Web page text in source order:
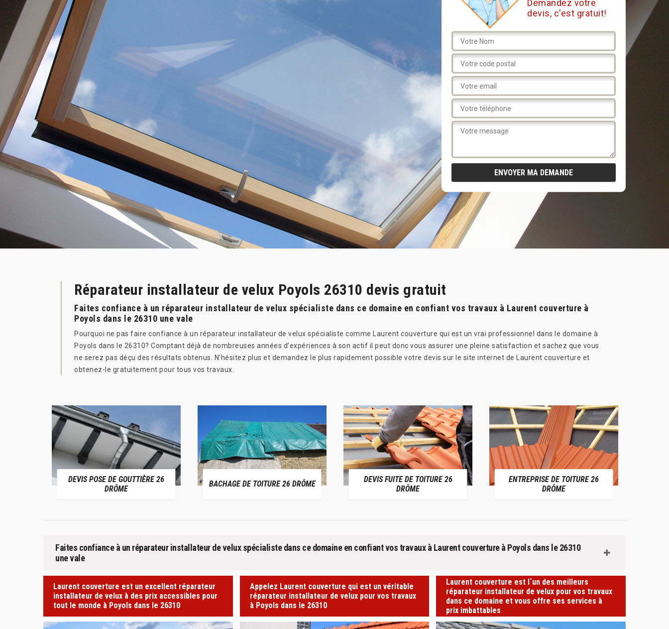
Demandez votre
devis, c'est gratuit!
Réparateur installateur de velux Poyols 26310 devis gratuit
Faites confiance à un réparateur installateur de velux spécialiste dans ce domaine en confiant vos travaux à Laurent couverture à
Poyols dans le 26310 une vale
Pourquoi ne pas faire confiance à un réparateur installateur de velux spécialiste comme Laurent couverture qui est un vrai professionnel dans le domaine à
Poyols dans le 26310? Comptant déjà de nombreuses années d’expériences à son actif il peut donc vous assurer une pleine satisfaction et sachez que vous
ne serez pas déçu des résultats obtenus. N’hésitez plus et demandez le plus rapidement possible votre devis sur le site internet de Laurent couverture et
obtenez-le gratuitement pour tous vos travaux.
DE GOUTTIÈRE 26
BACHAGE DE TOITURE 26 DRÔME
DEVIS FUITE DE TOITURE 26
DRÔME
ENTREPRISE DE TOITURE 26
DEVIS TOITURE 26 DRÔME
Faites confiance à un réparateur installateur de velux spécialiste dans ce domaine en confiant vos travaux à Laurent couverture à Poyols dans le 26310
une vale
Laurent couverture est un excellent réparateur
installateur de velux à des prix accessibles pour
tout le monde à Poyols dans le 26310
Appelez Laurent couverture qui est un véritable
réparateur installateur de velux pour vos travaux
à Poyols dans le 26310
Laurent couverture est l`un des meilleurs
réparateur installateur de velux pour vos travaux
dans ce domaine et vous offre ses services à
prix imbattables